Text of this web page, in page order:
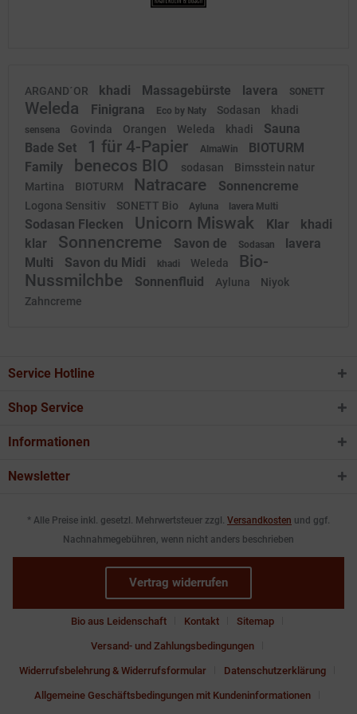
ARGAND´OR khadi Massagebürste lavera SONETT
Weleda Finigrana Eco by Naty Sodasan khadi
sensena Govinda Orangen Weleda khadi
Sauna
Bade Set
1 für 4-Papier AlmaWin
BIOTURM
Family
benecos BIO sodasan
Bimsstein natur
Martina
BIOTURM Natracare Sonnencreme
Logona Sensitiv SONETT Bio Ayluna lavera Multi
Sodasan Flecken Unicorn Miswak Klar
khadi
klar
Sonnencreme Savon de Sodasan
lavera
Multi
Savon du Midi khadi Weleda
Bio-
Nussmilchbe
Sonnenfluid Ayluna
Niyok
Zahncreme
Service Hotline
Shop Service
Informationen
Newsletter
* Alle Preise inkl. gesetzl. Mehrwertsteuer zzgl. Versandkosten und ggf.
Nachnahmegebühren, wenn nicht anders beschrieben
Vertrag widerrufen
Bio aus Leidenschaft Kontakt Sitemap
Versand- und Zahlungsbedingungen
Widerrufsbelehrung & Widerrufsformular Datenschutzerklärung
Allgemeine Geschäftsbedingungen mit Kundeninformationen